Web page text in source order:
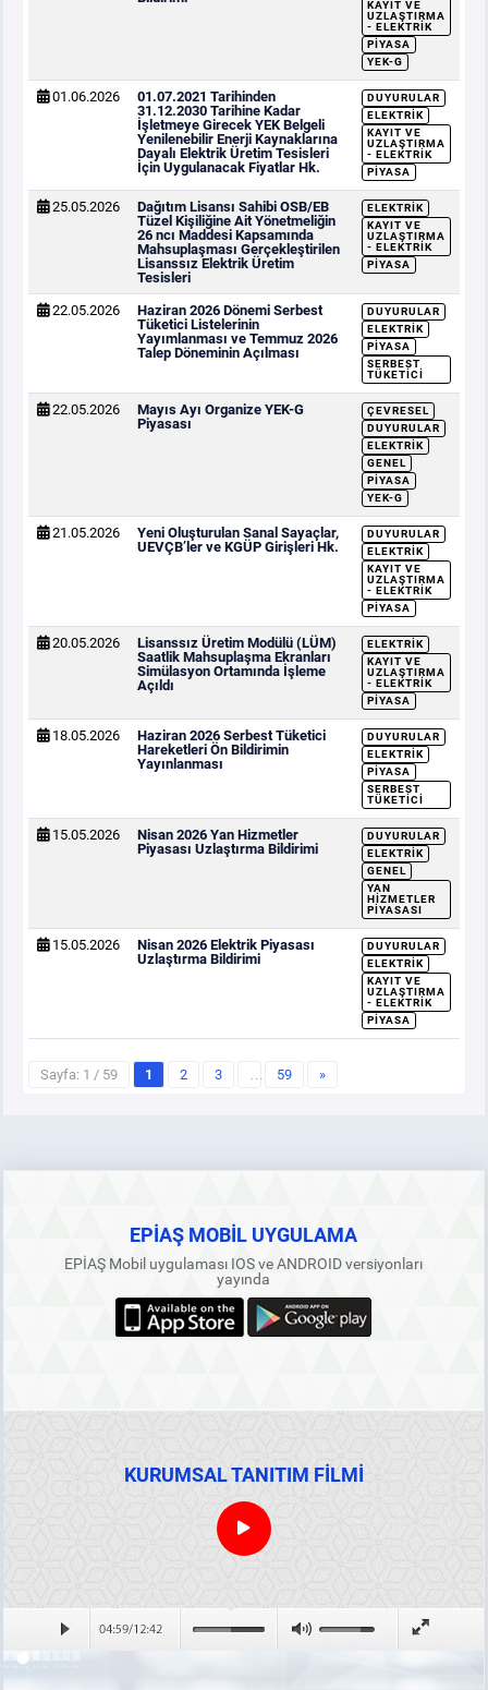
KAYIT VE
UZLAŞTIRMA
- ELEKTRIK
PIYASA
YEK-G
01.06.2026
01.07.2021 Tarihinden
31.12.2030 Tarihine Kadar
İşletmeye Girecek YEK Belgeli
Yenilenebilir Enerji Kaynaklarına
Dayalı Elektrik Üretim Tesisleri
İçin Uygulanacak Fiyatlar Hk.
DUYURULAR
ELEKTRIK
KAYIT VE
UZLAŞTIRMA
- ELEKTRIK
PIYASA
25.05.2026
Dağıtım Lisansı Sahibi OSB/EB
Tüzel Kişiliğine Ait Yönetmeliğin
26 ncı Maddesi Kapsamında
Mahsuplaşması Gerçekleştirilen
Lisanssız Elektrik Üretim
Tesisleri
ELEKTRIK
KAYIT VE
UZLAŞTIRMA
- ELEKTRIK
PIYASA
22.05.2026
Haziran 2026 Dönemi Serbest
Tüketici Listelerinin
Yayımlanması ve Temmuz 2026
Talep Döneminin Açılması
DUYURULAR
ELEKTRIK
PIYASA
SERBEST
TÜKETICI
22.05.2026
Mayıs Ayı Organize YEK-G
Piyasası
ÇEVRESEL
DUYURULAR
ELEKTRIK
GENEL
PIYASA
YEK-G
21.05.2026
Yeni Oluşturulan Sanal Sayaçlar,
UEVÇB’ler ve KGÜP Girişleri Hk.
DUYURULAR
ELEKTRIK
KAYIT VE
UZLAŞTIRMA
- ELEKTRIK
PIYASA
20.05.2026
Lisanssız Üretim Modülü (LÜM)
Saatlik Mahsuplaşma Ekranları
Simülasyon Ortamında İşleme
Açıldı
ELEKTRIK
KAYIT VE
UZLAŞTIRMA
- ELEKTRIK
PIYASA
18.05.2026
Haziran 2026 Serbest Tüketici
Hareketleri Ön Bildirimin
Yayınlanması
DUYURULAR
ELEKTRIK
PIYASA
SERBEST
TÜKETICI
15.05.2026
Nisan 2026 Yan Hizmetler
Piyasası Uzlaştırma Bildirimi
DUYURULAR
ELEKTRIK
GENEL
YAN
HIZMETLER
PIYASASI
15.05.2026
Nisan 2026 Elektrik Piyasası
Uzlaştırma Bildirimi
DUYURULAR
ELEKTRIK
KAYIT VE
UZLAŞTIRMA
- ELEKTRIK
PIYASA
Sayfa: 1 / 59 1 2 3 … 59 »
EPİAŞ MOBİL UYGULAMA
EPİAŞ Mobil uygulaması IOS ve ANDROID versiyonları
yayında
KURUMSAL TANITIM FİLMİ